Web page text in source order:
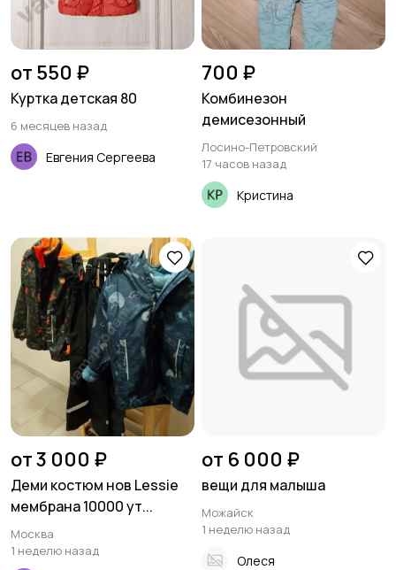
от 550 ₽
Куртка детская 80
6 месяцев назад
Евгения Сергеева
700 ₽
Комбинезон
демисезонный
Лосино-Петровский
17 часов назад
Кристина
от 3 000 ₽
Деми костюм нов Lessie
мембрана 10000 ут...
Москва
1 неделю назад
от 6 000 ₽
вещи для малыша
Можайск
1 неделю назад
Олеся